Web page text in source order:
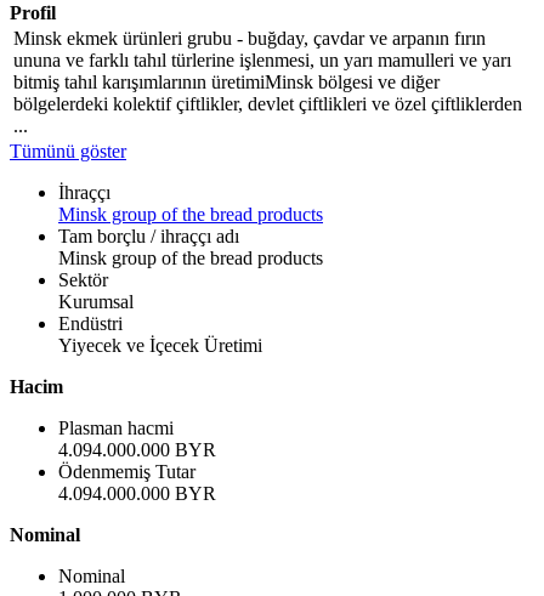
Profil
Minsk ekmek ürünleri grubu - buğday, çavdar ve arpanın fırın
ununa ve farklı tahıl türlerine işlenmesi, un yarı mamulleri ve yarı
bitmiş tahıl karışımlarının üretimiMinsk bölgesi ve diğer
bölgelerdeki kolektif çiftlikler, devlet çiftlikleri ve özel çiftliklerden
...
Tümünü göster
İhraççı
Minsk group of the bread products
Tam borçlu / ihraççı adı
Minsk group of the bread products
Sektör
Kurumsal
Endüstri
Yiyecek ve İçecek Üretimi
Hacim
Plasman hacmi
4.094.000.000 BYR
Ödenmemiş Tutar
4.094.000.000 BYR
Nominal
Nominal